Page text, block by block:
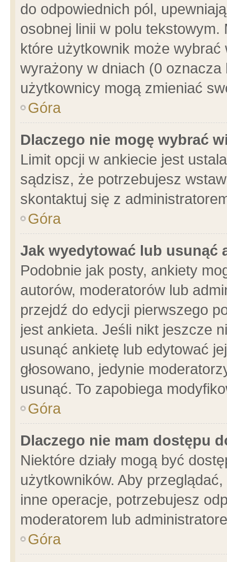
do odpowiednich pól,
osobnej linii w polu
które użytkownik może
wyrażony w dniach (0
użytkownicy mogą zmieniać
Góra
Dlaczego nie mogę wybrać
Limit opcji w ankiecie jest
sądzisz, że potrzebujesz
skontaktuj się z
Góra
Jak wyedytować lub usunąć
Podobnie jak posty, ankiety
autorów, moderatorów lub
przejdź do edycji pierwszego
jest ankieta. Jeśli nikt jeszcze
usunąć ankietę lub edytować
głosowano, jedynie
usunąć. To zapobiega
Góra
Dlaczego nie mam dostępu
Niektóre działy mogą być
użytkowników. Aby
inne operacje, potrzebujesz
moderatorem lub
Góra